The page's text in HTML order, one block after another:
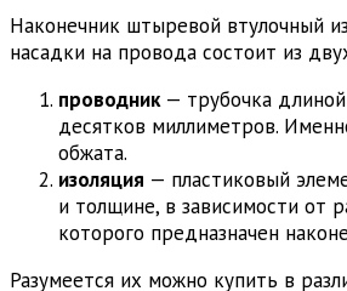
Наконечник штыревой втулочный
насадки на провода состоит из
проводник— трубочка
десятков миллиметров.
обжата.
изоляция — пластиковый
и толщине, в зависимости от
которого предназначен
Разумеется их можно купить в